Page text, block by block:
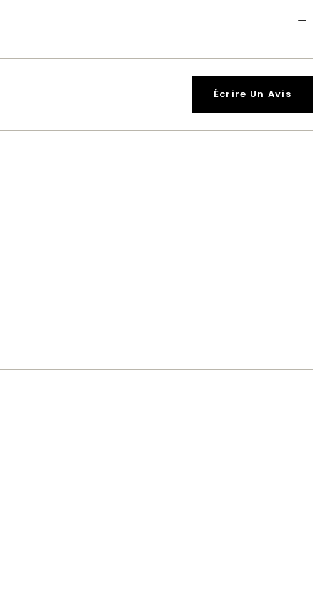
Écrire Un Avis